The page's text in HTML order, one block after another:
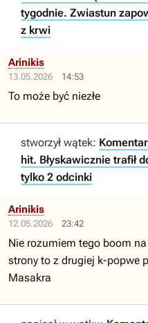
tygodnie. Zwiastun
z krwi
13.05.2026 14:53
Arinikis
To może być niezłe
stworzył wątek:
hit. Błyskawicznie trafił
tylko 2 odcinki
12.05.2026 23:42
Arinikis
Nie rozumiem tego boom
strony to z drugiej k-popwe
Masakra